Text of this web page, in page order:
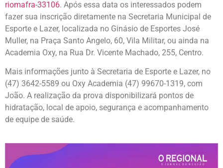
riomafra-33106. Após essa data os interessados podem
fazer sua inscrição diretamente na Secretaria Municipal de
Esporte e Lazer, localizada no Ginásio de Esportes José
Muller, na Praça Santo Angelo, 60, Vila Militar, ou ainda na
Academia Oxy, na Rua Dr. Vicente Machado, 255, Centro.
Mais informações junto à Secretaria de Esporte e Lazer, no
(47) 3642-5589 ou Oxy Academia (47) 99670-1319, com
João. A realização da prova disponibilizará pontos de
hidratação, local de apoio, segurança e acompanhamento
de equipe de saúde.